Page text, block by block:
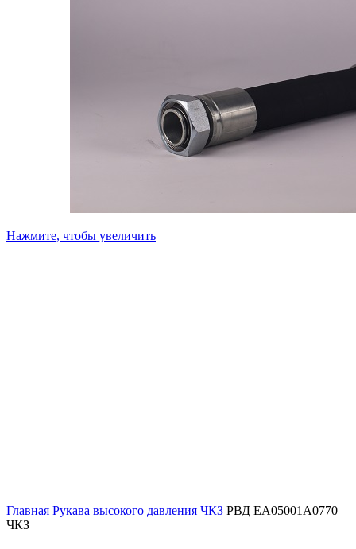
Нажмите, чтобы увеличить
Главная Рукава высокого давления ЧКЗ РВД EA05001A0770
ЧКЗ